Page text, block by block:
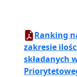
Ranking
zakresie
składanych